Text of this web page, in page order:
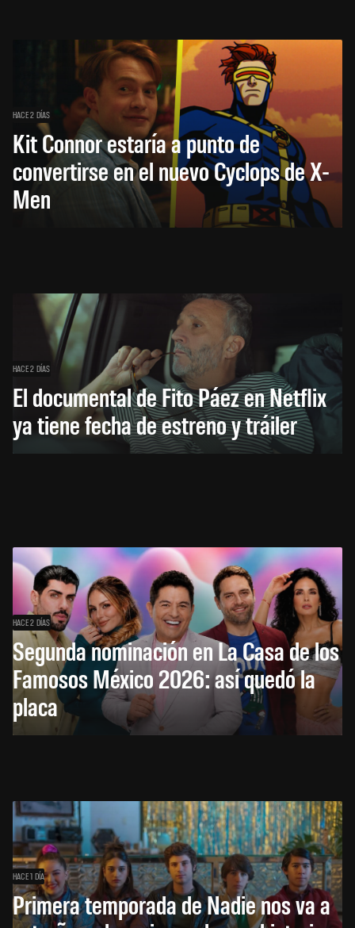
HACE 2 DÍAS
Kit Connor estaría a punto de
convertirse en el nuevo Cyclops de X-
Men
HACE 2 DÍAS
El documental de Fito Páez en Netflix
ya tiene fecha de estreno y tráiler
HACE 2 DÍAS
Segunda nominación en La Casa de los
Famosos México 2026: así quedó la
placa
HACE 1 DÍA
Primera temporada de Nadie nos va a